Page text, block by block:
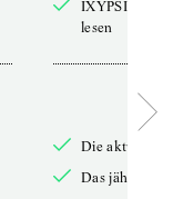
lesen
Die aktuelle
Das jährliche